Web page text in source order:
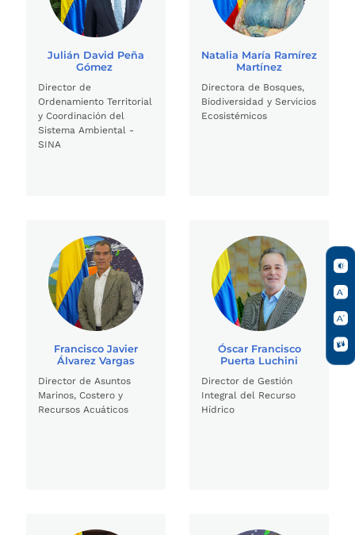
Julián David Peña
Gómez
Director de
Ordenamiento Territorial
y Coordinación del
Sistema Ambiental -
SINA
Natalia María Ramírez
Martínez
Directora de Bosques,
Biodiversidad y Servicios
Ecosistémicos
Francisco Javier
Álvarez Vargas
Director de Asuntos
Marinos, Costero y
Recursos Acuáticos
Óscar Francisco
Puerta Luchini
Director de Gestión
Integral del Recurso
Hídrico